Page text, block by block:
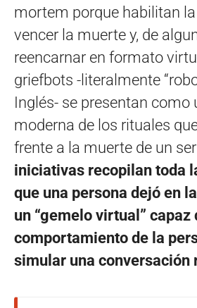
mortem porque habilitan
vencer la muerte y, de
reencarnar en formato
griefbots -literalmente
Inglés- se presentan como
moderna de los rituales
frente a la muerte de un
iniciativas recopilan toda
que una persona dejó en
un “gemelo virtual” capaz
comportamiento de la
simular una conversación